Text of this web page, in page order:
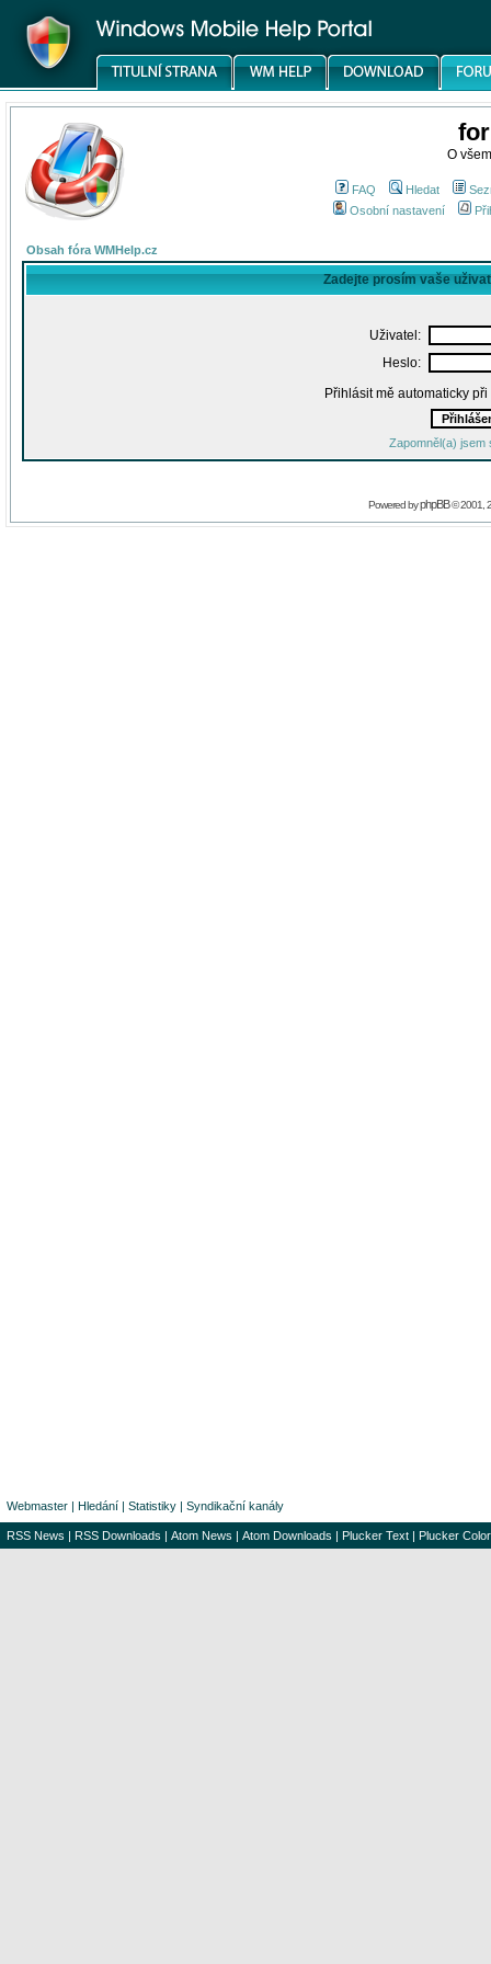
O
FAQ Hledat
Osobní nastavení
Obsah fóra WMHelp.cz
Zadejte prosím vaše
Uživatel:
Heslo:
Přihlásit mě automaticky
Zapomněl(a) jsem
Powered byphpBB© 2001,
Webmaster | Hledání | Statistiky | Syndikační kanály
RSS News | RSS Downloads | Atom News | Atom Downloads | Plucker Text | Plucker Color